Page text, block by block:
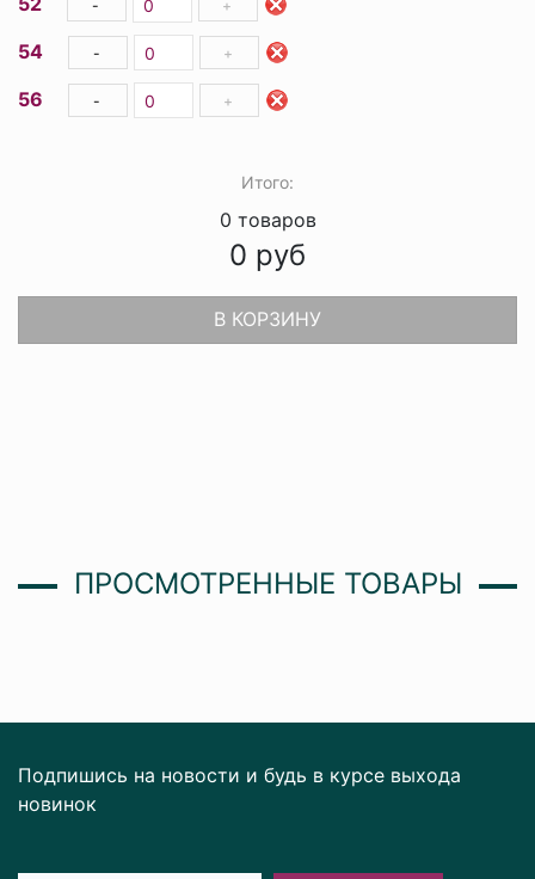
- +
54 - +
56 - +
Итого:
0 товаров
0 руб
В КОРЗИНУ
ПРОСМОТРЕННЫЕ ТОВАРЫ
Подпишись на новости и будь в курсе выхода
новинок